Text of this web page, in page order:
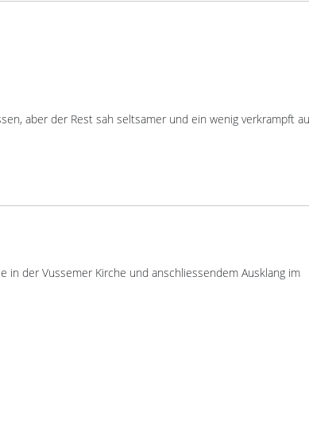
aber der Rest sah seltsamer und ein wenig verkrampft
in der Vussemer Kirche und anschliessendem Ausklang im